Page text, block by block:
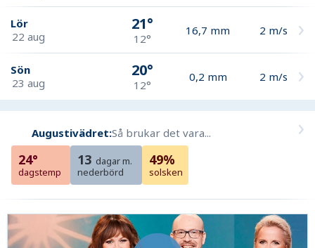
Lör
22 aug
21°
12°
16,7 mm 2 m/s
Sön
23 aug
20°
12°
0,2 mm 2 m/s
Augustivädret:Så brukar det vara...
24°
dagstemp
13 dagar m.
nederbörd
49%
solsken